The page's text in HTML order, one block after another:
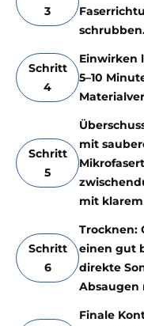
3
Schritt
4
Einwirken
5–10
Schritt
5
mit
mit
Schritt
6
Trocknen:
einen gut
direkte
Absaugen
Finale